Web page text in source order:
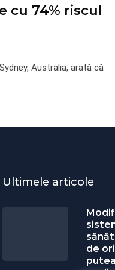
cu 74% riscul
Australia, arată că
Ultimele articole
de